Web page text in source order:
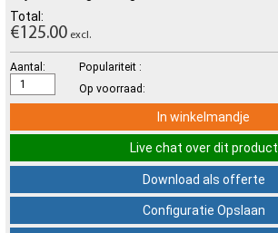
Total:
€125.00 excl.
Aantal:
Populariteit :
Op voorraad:
In winkelmandje
Live chat over dit product
Download als offerte
Configuratie Opslaan